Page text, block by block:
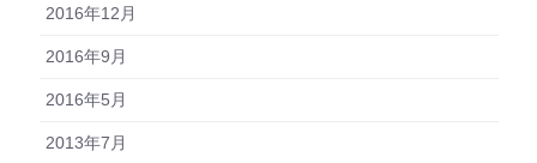
2016年12月
2016年9月
2016年5月
2013年7月